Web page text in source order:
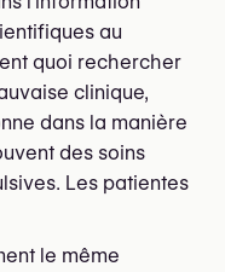
au
quoi rechercher
clinique,
dans la manière
des soins
Les patientes
le même